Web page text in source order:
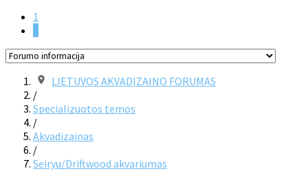
1
LIETUVOS AKVADIZAINO FORUMAS
/
Specializuotos temos
/
Akvadizainas
/
Seiryu/Driftwood akvariumas